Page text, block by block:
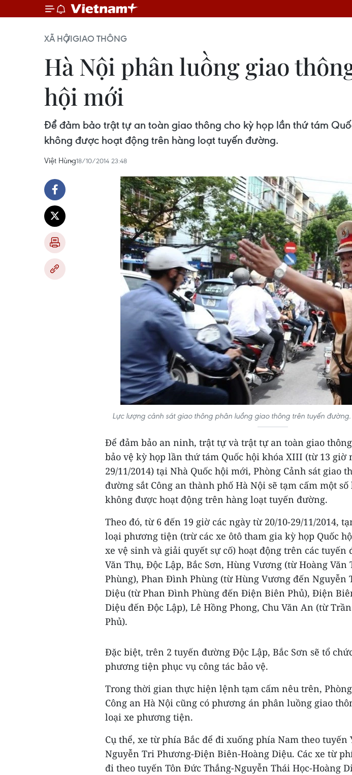
XÃ HỘIGIAO THÔNG
Hà Nội phân luồng giao
hội mới
Để đảm bảo trật tự an toàn giao thông cho kỳ họp lần thứ tám
không được hoạt động trên hàng loạt tuyến đường.
Việt Hùng18/10/2014 23:48
Lực lượng cảnh sát giao thông phân luồng giao thông trên tuyến
Để đảm bảo an ninh, trật tự và trật tự an toàn giao
bảo vệ kỳ họp lần thứ tám Quốc hội khóa XIII (từ 13 giờ
29/11/2014) tại Nhà Quốc hội mới, Phòng Cảnh sát giao
đường sắt Công an thành phố Hà Nội sẽ tạm cấm một
không được hoạt động trên hàng loạt tuyến đường.
Theo đó, từ 6 đến 19 giờ các ngày từ 20/10-29/11/2014,
loại phương tiện (trừ các xe ôtô tham gia kỳ họp Quốc
xe vệ sinh và giải quyết sự cố) hoạt động trên các tuyến
Văn Thụ, Độc Lập, Bắc Sơn, Hùng Vương (từ Hoàng
Phùng), Phan Đình Phùng (từ Hùng Vương đến Nguyễn
Diệu (từ Phan Đình Phùng đến Điện Biên Phủ), Điện
Diệu đến Độc Lập), Lê Hồng Phong, Chu Văn An (từ
Phủ).
Đặc biệt, trên 2 tuyến đường Độc Lập, Bắc Sơn sẽ tổ
phương tiện phục vụ công tác bảo vệ.
Trong thời gian thực hiện lệnh tạm cấm nêu trên,
Công an Hà Nội cũng có phương án phân luồng giao
loại xe phương tiện.
Cụ thể, xe từ phía Bắc để đi xuống phía Nam theo tuyến
Nguyễn Tri Phương-Điện Biên-Hoàng Diệu. Các xe từ
đi theo tuyến Tôn Đức Thắng-Nguyễn Thái Học-Hoàng